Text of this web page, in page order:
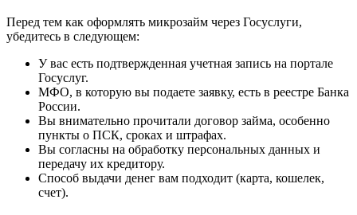
Перед тем как оформлять микрозайм через Госуслуги,
убедитесь в следующем:
У вас есть подтвержденная учетная запись на портале
Госуслуг.
МФО, в которую вы подаете заявку, есть в реестре Банка
России.
Вы внимательно прочитали договор займа, особенно
пункты о ПСК, сроках и штрафах.
Вы согласны на обработку персональных данных и
передачу их кредитору.
Способ выдачи денег вам подходит (карта, кошелек,
счет).